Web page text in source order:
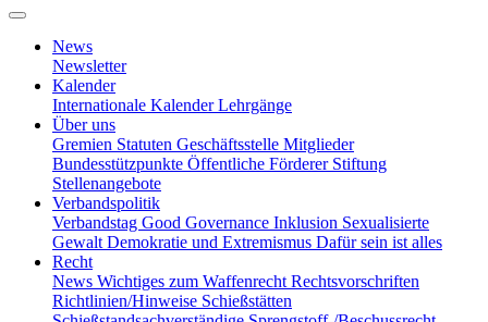
News
Newsletter
Kalender
Internationale KalenderLehrgänge
Über uns
Gremien Statuten Geschäftsstelle Mitglieder
Bundesstützpunkte Öffentliche Förderer Stiftung
Stellenangebote
Verbandspolitik
Verbandstag Good Governance Inklusion Sexualisierte
Gewalt Demokratie und Extremismus Dafür sein ist alles
Recht
News Wichtiges zum Waffenrecht Rechtsvorschriften
Richtlinien/Hinweise Schießstätten